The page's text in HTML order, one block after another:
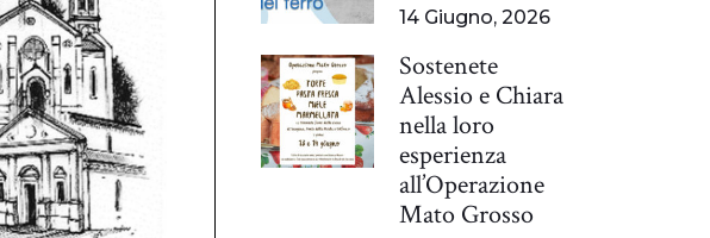
14 Giugno, 2026
Sostenete
Alessio e Chiara
nella loro
esperienza
all’Operazione
Mato Grosso